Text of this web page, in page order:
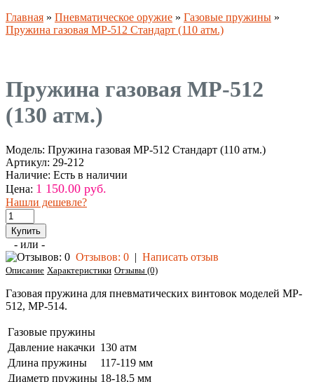
Главная » Пневматическое оружие » Газовые пружины »
Пружина газовая МР-512 Стандарт (110 атм.)
Пружина газовая MP-512
(130 атм.)
Модель: Пружина газовая МР-512 Стандарт (110 атм.)
Артикул: 29-212
Наличие: Есть в наличии
Цена: 1 150.00 руб.
Нашли дешевле?
- или -
Отзывов: 0 | Написать отзыв
Описание Характеристики Отзывы (0)
Газовая пружина для пневматических винтовок моделей MP-
512, MP-514.
Газовые пружины
Давление накачки 130 атм
Длина пружины
117-119 мм
Диаметр пружины 18-18,5 мм